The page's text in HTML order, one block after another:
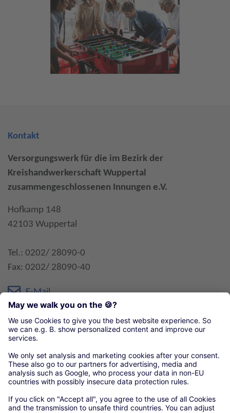
Kontakt
Versorgungswerk für die im Bezirk der
Kreishandwerkerschaft Wuppertal
zusammengeschlossenen Innungen e.V.
Hofkamp 148
42103 Wuppertal
Tel.: 0202/ 28090-0
Fax: 0202/ 28090-40
E-Mail
Öffnungszeiten:
Mo-Fr. 7:30-13:00 Uhr
Organisationen unseres örtlichen Handwerks
Kreishandwerkerschaft Wuppertal